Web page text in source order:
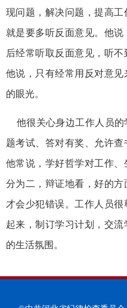
现问题，解决问题，提高
就是要多听反面意见。他
后经常听取反面意见，听不
他说，只有经常用反对意
的眼光。
他很关心身边工作人员的
题考试、答对有奖、允许查
他常说，学好哲学对工作
分为二，辩证地看，好的
才会少犯错误。工作人员
起来，制订学习计划，交
的生活氛围。